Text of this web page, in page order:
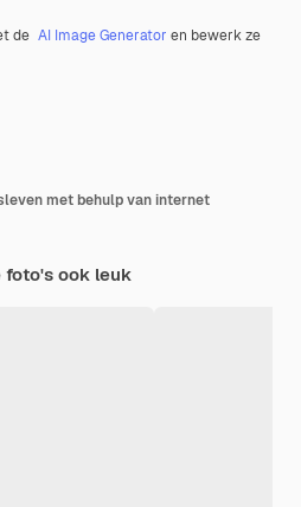
de AI Image Generator en bewerk ze
met behulp van internet
foto's ook leuk